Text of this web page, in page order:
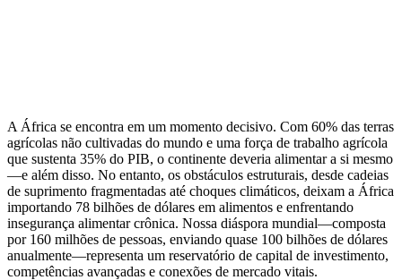
A África se encontra em um momento decisivo. Com 60% das terras
agrícolas não cultivadas do mundo e uma força de trabalho agrícola
que sustenta 35% do PIB, o continente deveria alimentar a si mesmo
—e além disso. No entanto, os obstáculos estruturais, desde cadeias
de suprimento fragmentadas até choques climáticos, deixam a África
importando 78 bilhões de dólares em alimentos e enfrentando
insegurança alimentar crônica. Nossa diáspora mundial—composta
por 160 milhões de pessoas, enviando quase 100 bilhões de dólares
anualmente—representa um reservatório de capital de investimento,
competências avançadas e conexões de mercado vitais.